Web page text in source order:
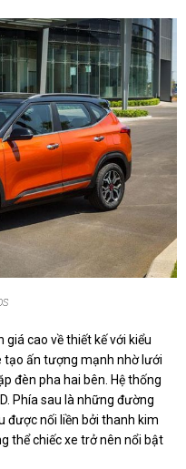
cao về thiết kế với kiểu
tạo ấn tượng mạnh nhờ lưới
đèn pha hai bên. Hệ thống
Phía sau là những đường
được nối liền bởi thanh kim
thể chiếc xe trở nên nổi bật